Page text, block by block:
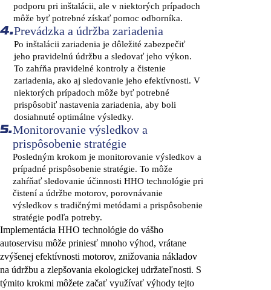
podporu pri inštalácii, ale v niektorých prípadoch
môže byť potrebné získať pomoc odborníka.
4.Prevádzka a údržba zariadenia
Po inštalácii zariadenia je dôležité zabezpečiť
jeho pravidelnú údržbu a sledovať jeho výkon.
To zahŕňa pravidelné kontroly a čistenie
zariadenia, ako aj sledovanie jeho efektívnosti. V
niektorých prípadoch môže byť potrebné
prispôsobiť nastavenia zariadenia, aby boli
dosiahnuté optimálne výsledky.
5.Monitorovanie výsledkov a
prispôsobenie stratégie
Posledným krokom je monitorovanie výsledkov a
prípadné prispôsobenie stratégie. To môže
zahŕňať sledovanie účinnosti HHO technológie pri
čistení a údržbe motorov, porovnávanie
výsledkov s tradičnými metódami a prispôsobenie
stratégie podľa potreby.
Implementácia HHO technológie do vášho
autoservisu môže priniesť mnoho výhod, vrátane
zvýšenej efektívnosti motorov, znižovania nákladov
na údržbu a zlepšovania ekologickej udržateľnosti. S
týmito krokmi môžete začať využívať výhody tejto